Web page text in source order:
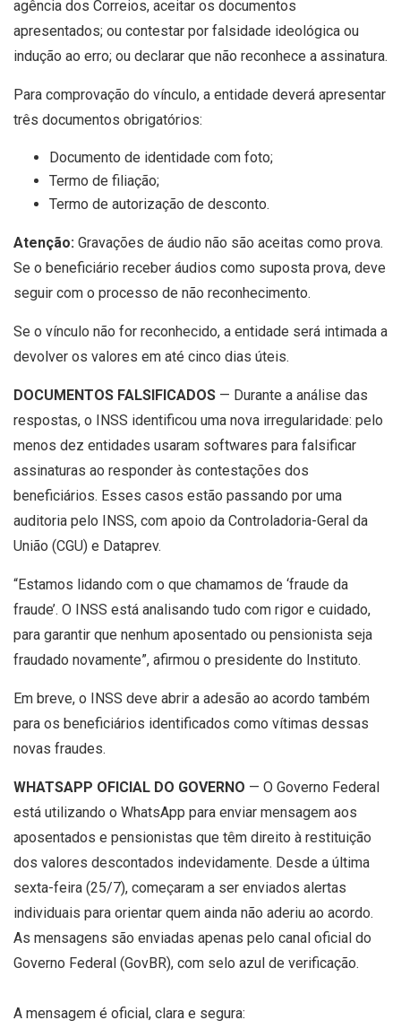
agência dos Correios, aceitar os documentos
apresentados; ou contestar por falsidade ideológica ou
indução ao erro; ou declarar que não reconhece a assinatura.
Para comprovação do vínculo, a entidade deverá apresentar
três documentos obrigatórios:
Documento de identidade com foto;
Termo de filiação;
Termo de autorização de desconto.
Atenção: Gravações de áudio não são aceitas como prova.
Se o beneficiário receber áudios como suposta prova, deve
seguir com o processo de não reconhecimento.
Se o vínculo não for reconhecido, a entidade será intimada a
devolver os valores em até cinco dias úteis.
DOCUMENTOS FALSIFICADOS — Durante a análise das
respostas, o INSS identificou uma nova irregularidade: pelo
menos dez entidades usaram softwares para falsificar
assinaturas ao responder às contestações dos
beneficiários. Esses casos estão passando por uma
auditoria pelo INSS, com apoio da Controladoria-Geral da
União (CGU) e Dataprev.
“Estamos lidando com o que chamamos de ‘fraude da
fraude’. O INSS está analisando tudo com rigor e cuidado,
para garantir que nenhum aposentado ou pensionista seja
fraudado novamente”, afirmou o presidente do Instituto.
Em breve, o INSS deve abrir a adesão ao acordo também
para os beneficiários identificados como vítimas dessas
novas fraudes.
WHATSAPP OFICIAL DO GOVERNO — O Governo Federal
está utilizando o WhatsApp para enviar mensagem aos
aposentados e pensionistas que têm direito à restituição
dos valores descontados indevidamente. Desde a última
sexta-feira (25/7), começaram a ser enviados alertas
individuais para orientar quem ainda não aderiu ao acordo.
As mensagens são enviadas apenas pelo canal oficial do
Governo Federal (GovBR), com selo azul de verificação.
A mensagem é oficial, clara e segura: